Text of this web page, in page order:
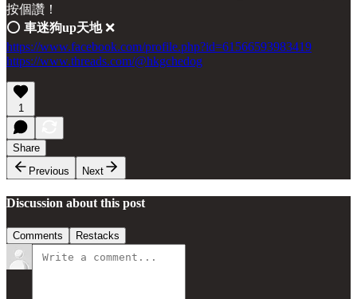
按個讚！
⭕️ 車迷狗up天地❌
https://www.facebook.com/profile.php?id=61566593983419
https://www.threads.com/@hkgchedog
1
Share
Previous
Next
Discussion about this post
Comments Restacks